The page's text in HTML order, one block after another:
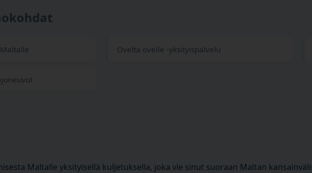
Ovelta ovelle -yksityispalvelu
Maltalle yksityisellä kuljetuksella, joka vie sinut suoraan Maltan